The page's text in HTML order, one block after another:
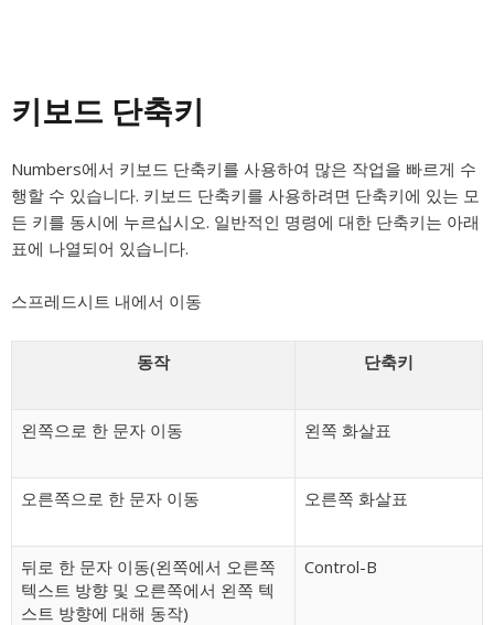
키보드 단축키
Numbers에서 키보드 단축키를 사용하여 많은 작업을 빠르게 수
행할 수 있습니다. 키보드 단축키를 사용하려면 단축키에 있는 모
든 키를 동시에 누르십시오. 일반적인 명령에 대한 단축키는 아래
표에 나열되어 있습니다.
스프레드시트 내에서 이동
동작 단축키
왼쪽으로 한 문자 이동 왼쪽 화살표
오른쪽으로 한 문자 이동 오른쪽 화살표
뒤로 한 문자 이동(왼쪽에서 오른쪽
텍스트 방향 및 오른쪽에서 왼쪽 텍
스트 방향에 대해 동작)
Control-B